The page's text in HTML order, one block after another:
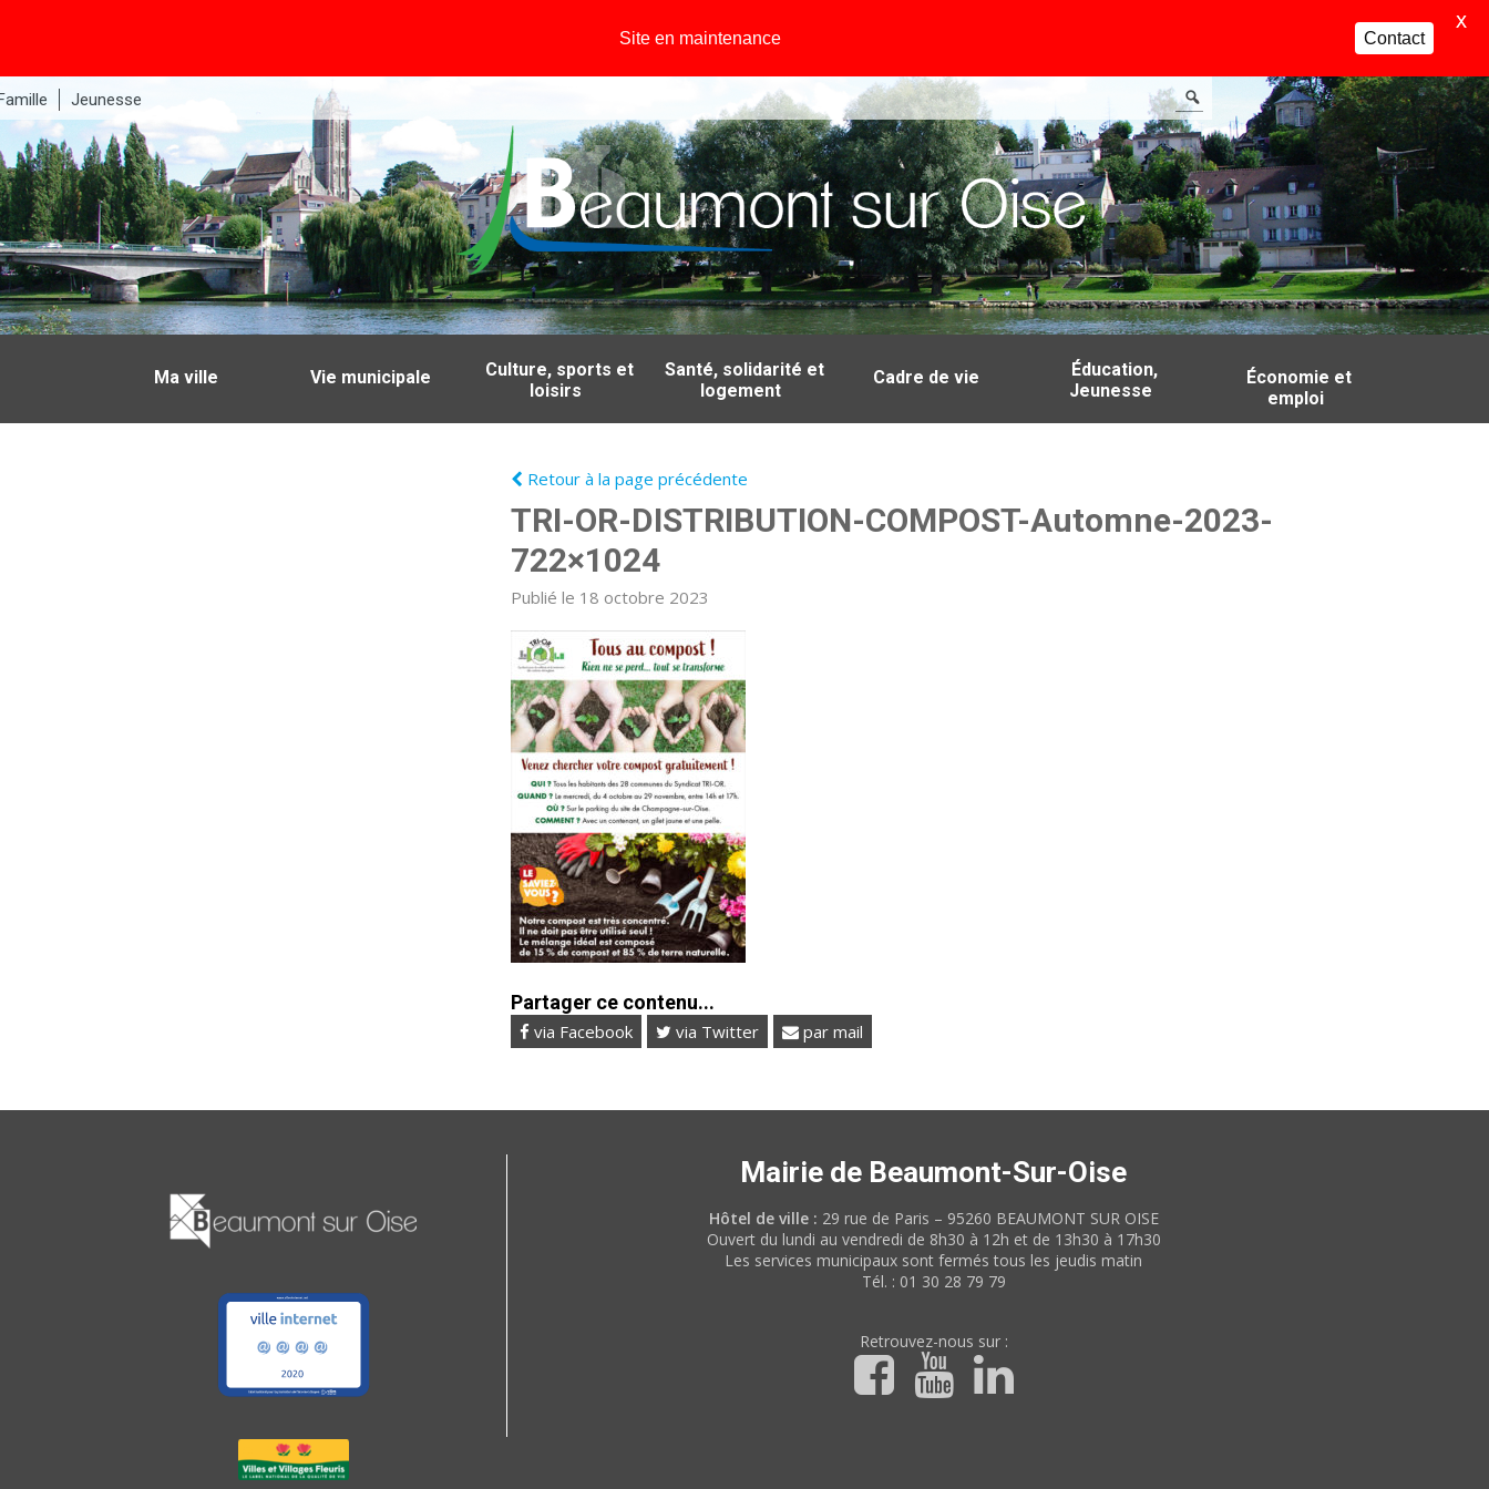
Jeunesse
Ma ville Vie municipale
Culture, sports et
loisirs
Santé, solidarité et
logement
Cadre de vie
Éducation,
Jeunesse
Économie et
emploi
Retour à la page précédente
TRI-OR-DISTRIBUTION-COMPOST-Automne-2023-
722×1024
Publié le 18 octobre 2023
Partager ce contenu...
via Facebook via Twitter par mail
Mairie de Beaumont-Sur-Oise
Hôtel de ville : 29 rue de Paris – 95260 BEAUMONT SUR OISE
Ouvert du lundi au vendredi de 8h30 à 12h et de 13h30 à 17h30
Les services municipaux sont fermés tous les jeudis matin
Tél. : 01 30 28 79 79
Retrouvez-nous sur :
Site en maintenance Contact
X